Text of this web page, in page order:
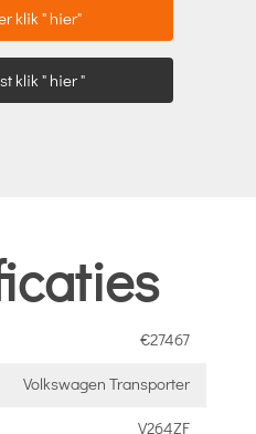
klik " hier"
klik " hier "
€27467
Volkswagen Transporter
V264ZF